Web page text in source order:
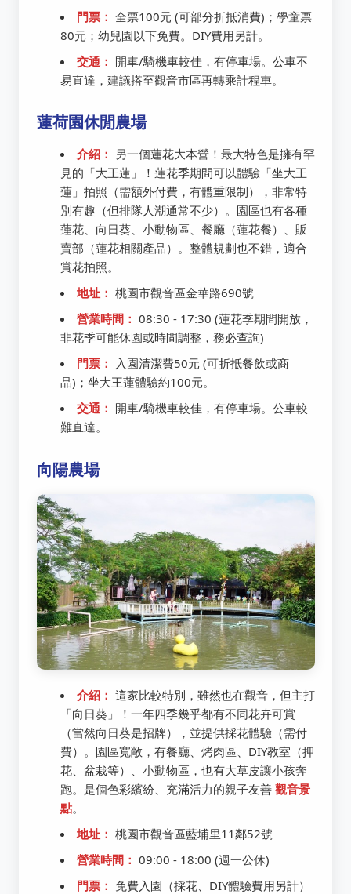
門票： 全票100元 (可部分折抵消費)；學童票
80元；幼兒園以下免費。DIY費用另計。
交通： 開車/騎機車較佳，有停車場。公車不
易直達，建議搭至觀音市區再轉乘計程車。
蓮荷園休閒農場
介紹： 另一個蓮花大本營！最大特色是擁有罕
見的「大王蓮」！蓮花季期間可以體驗「坐大王
蓮」拍照（需額外付費，有體重限制），非常特
別有趣（但排隊人潮通常不少）。園區也有各種
蓮花、向日葵、小動物區、餐廳（蓮花餐）、販
賣部（蓮花相關產品）。整體規劃也不錯，適合
賞花拍照。
地址： 桃園市觀音區金華路690號
營業時間： 08:30 - 17:30 (蓮花季期間開放，
非花季可能休園或時間調整，務必查詢)
門票： 入園清潔費50元 (可折抵餐飲或商
品)；坐大王蓮體驗約100元。
交通： 開車/騎機車較佳，有停車場。公車較
難直達。
向陽農場
介紹： 這家比較特別，雖然也在觀音，但主打
「向日葵」！一年四季幾乎都有不同花卉可賞
（當然向日葵是招牌），並提供採花體驗（需付
費）。園區寬敞，有餐廳、烤肉區、DIY教室（押
花、盆栽等）、小動物區，也有大草皮讓小孩奔
跑。是個色彩繽紛、充滿活力的親子友善 觀音景
點。
地址： 桃園市觀音區藍埔里11鄰52號
營業時間： 09:00 - 18:00 (週一公休)
門票： 免費入園（採花、DIY體驗費用另計）